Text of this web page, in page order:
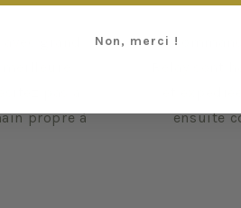
grand
pas à
propre à
Les
Relay sont
et
ensuite
Non, merci !